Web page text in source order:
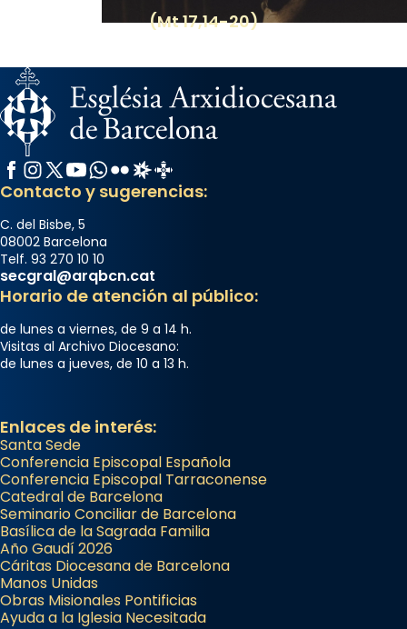
(Mt 17,14-20)
Facebook
Instagram
X / Twitter
YouTube
WhatsApp
FlickrRadio Estel
Catalunya Cristiana
Contacto y sugerencias:
C. del Bisbe, 5
08002 Barcelona
Telf. 93 270 10 10
secgral@arqbcn.cat
Horario de atención al público:
de lunes a viernes, de 9 a 14 h.
Visitas al Archivo Diocesano:
de lunes a jueves, de 10 a 13 h.
Enlaces de interés:
Santa Sede
Conferencia Episcopal Española
Conferencia Episcopal Tarraconense
Catedral de Barcelona
Seminario Conciliar de Barcelona
Basílica de la Sagrada Familia
Año Gaudí 2026
Cáritas Diocesana de Barcelona
Manos Unidas
Obras Misionales Pontificias
Ayuda a la Iglesia Necesitada